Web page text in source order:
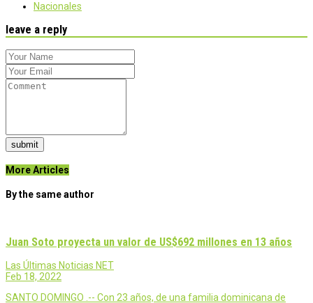
Nacionales
leave a reply
submit
More Articles
By the same author
Juan Soto proyecta un valor de US$692 millones en 13 años
Las Últimas Noticias NET
Feb 18, 2022
SANTO DOMINGO .-- Con 23 años, de una familia dominicana de